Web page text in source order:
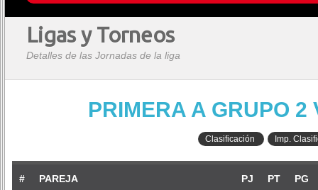
Ligas y Torneos
Detalles de las Jornadas de la liga
PRIMERA A GRUPO 2
Clasificación Imp.
# PAREJA PJ PT PG